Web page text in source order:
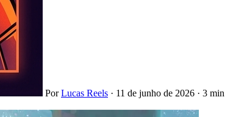
PorLucas Reels · 11 de junho de 2026 · 3 min